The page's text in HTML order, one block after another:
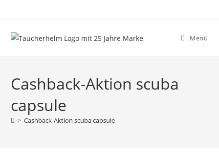
springen
Menü
Cashback-Aktion scuba
capsule
> Cashback-Aktion scuba capsule